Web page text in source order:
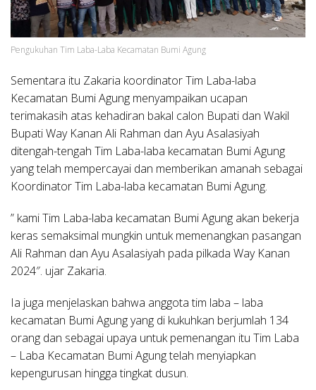
Pengukuhan Tim Laba-Laba Kecamatan Bumi Agung
Sementara itu Zakaria koordinator Tim Laba-laba
Kecamatan Bumi Agung menyampaikan ucapan
terimakasih atas kehadiran bakal calon Bupati dan Wakil
Bupati Way Kanan Ali Rahman dan Ayu Asalasiyah
ditengah-tengah Tim Laba-laba kecamatan Bumi Agung
yang telah mempercayai dan memberikan amanah sebagai
Koordinator Tim Laba-laba kecamatan Bumi Agung.
” kami Tim Laba-laba kecamatan Bumi Agung akan bekerja
keras semaksimal mungkin untuk memenangkan pasangan
Ali Rahman dan Ayu Asalasiyah pada pilkada Way Kanan
2024″. ujar Zakaria.
Ia juga menjelaskan bahwa anggota tim laba – laba
kecamatan Bumi Agung yang di kukuhkan berjumlah 134
orang dan sebagai upaya untuk pemenangan itu Tim Laba
– Laba Kecamatan Bumi Agung telah menyiapkan
kepengurusan hingga tingkat dusun.